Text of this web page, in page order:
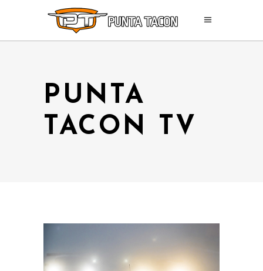
PUNTA
TACON TV